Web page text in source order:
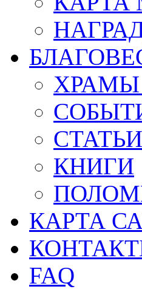
ХРАМЫ
СТАТЬИ
КНИГИ
КАРТА
FAQ